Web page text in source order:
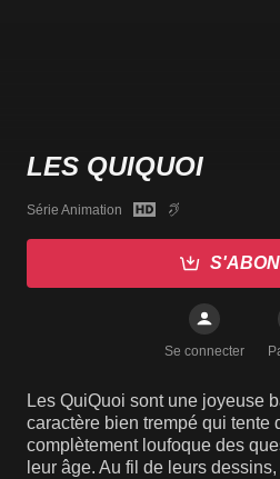
LES QUIQUOI
Série Animation
Se connecter
Les QuiQuoi sont une joyeuse
caractère bien trempé qui tente
complètement loufoque des
leur âge. Au fil de leurs